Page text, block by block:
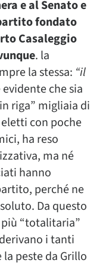
e al Senato e
fondato
Casaleggio
. la
la stessa: “il
che sia
riga” migliaia di
con poche
ha reso
ma né
hanno
perché ne
Da questo
“totalitaria”
i tanti
peste da Grillo